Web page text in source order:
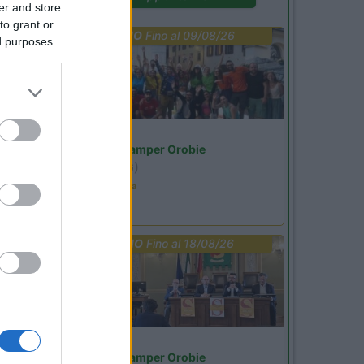
and store
grant or
purposes
PROMO Fino al 09/08/26
Area Sosta Camper Orobie
(BG)
Ardesio in scatola
PROMO Fino al 18/08/26
Area Sosta Camper Orobie